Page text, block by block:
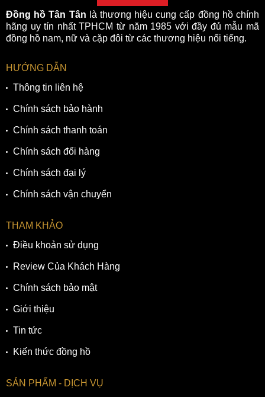
Đồng hồ Tân Tân là thương hiệu cung cấp đồng hồ chính
hãng uy tín nhất TPHCM từ năm 1985 với đầy đủ mẫu mã
đồng hồ nam, nữ và cặp đôi từ các thương hiệu nổi tiếng.
HƯỚNG DẪN
Thông tin liên hệ
Chính sách bảo hành
Chính sách thanh toán
Chính sách đổi hàng
Chính sách đại lý
Chính sách vận chuyển
THAM KHẢO
Điều khoản sử dụng
Review Của Khách Hàng
Chính sách bảo mật
Giới thiệu
Tin tức
Kiến thức đồng hồ
SẢN PHẨM - DỊCH VỤ